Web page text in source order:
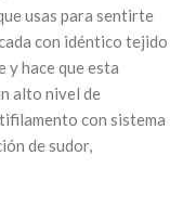
usas para sentirte
con idéntico tejido
y hace que esta
alto nivel de
con sistema
de sudor,